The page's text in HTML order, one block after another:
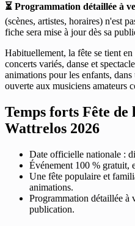
⏳ Programmation détaillée à
(scènes, artistes, horaires) n'est
fiche sera mise à jour dès sa
Habituellement, la fête se tient
concerts variés, danse et
animations pour les enfants,
ouverte aux musiciens amateurs
Temps forts Fête de
Wattrelos 2026
Date officielle nationale :
Événement 100 % gratuit,
Une fête populaire et
animations.
Programmation détaillée
publication.